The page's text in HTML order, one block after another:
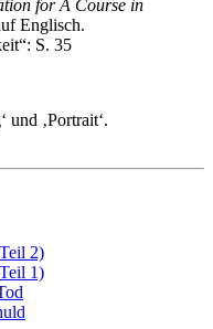
for A Course in
Englisch.
S. 35
und ‚Portrait‘.
2)
1)